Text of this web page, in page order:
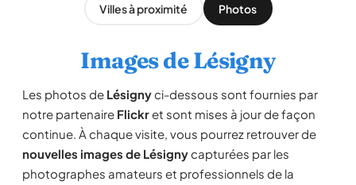
Villes à proximité Photos
Images de Lésigny
Les photos de Lésignyci-dessous sont fournies par
notre partenaire Flickret sont mises à jour de façon
continue. À chaque visite, vous pourrez retrouver de
nouvelles images de Lésignycapturées par les
photographes amateurs et professionnels de la